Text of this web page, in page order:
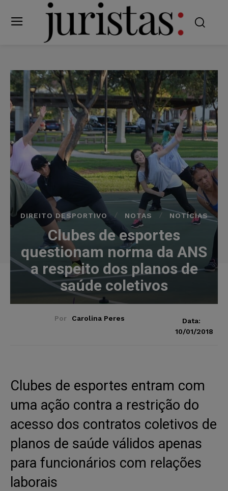
DIREITO DESPORTIVO NOTAS NOTÍCIAS
Clubes de esportes
questionam norma da ANS
a respeito dos planos de
saúde coletivos
Por Carolina Peres
Data:
10/01/2018
Clubes de esportes entram com
uma ação contra a restrição do
acesso dos contratos coletivos de
planos de saúde válidos apenas
para funcionários com relações
laborais